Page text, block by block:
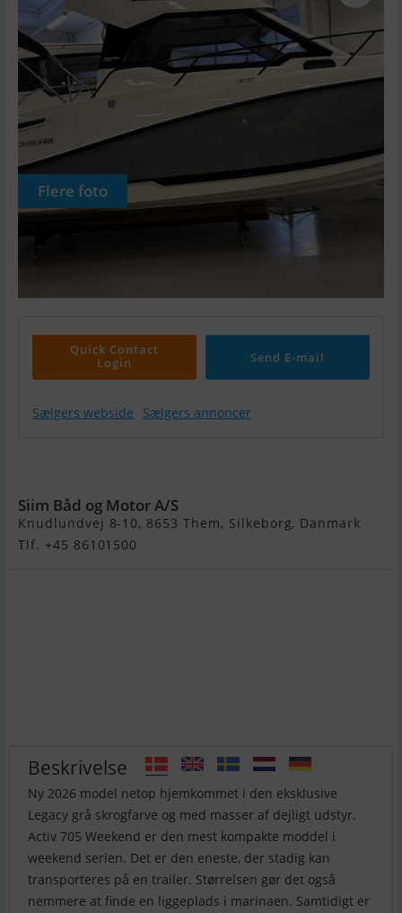
Flere foto
Quick Contact
Login
Send E-mail
Sælgers webside Sælgers annoncer
Siim Båd og Motor A/S
Knudlundvej 8-10, 8653 Them, Silkeborg, Danmark
Tlf. +45 86101500
Beskrivelse
Ny 2026 model netop hjemkommet i den eksklusive
Legacy grå skrogfarve og med masser af dejligt udstyr.
Activ 705 Weekend er den mest kompakte moddel i
weekend serien. Det er den eneste, der stadig kan
transporteres på en trailer. Størrelsen gør det også
nemmere at finde en liggeplads i marinaen. Samtidigt er